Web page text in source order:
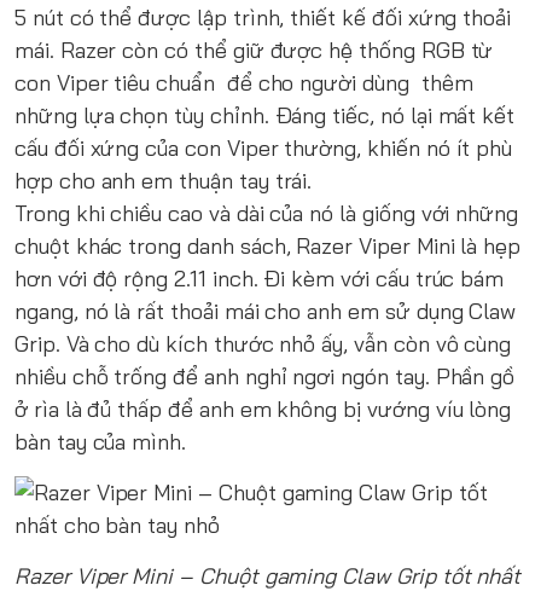
5 nút có thể được lập trình, thiết kế đối xứng thoải
mái. Razer còn có thể giữ được hệ thống RGB từ
con Viper tiêu chuẩn để cho người dùng thêm
những lựa chọn tùy chỉnh. Đáng tiếc, nó lại mất kết
cấu đối xứng của con Viper thường, khiến nó ít phù
hợp cho anh em thuận tay trái.
Trong khi chiều cao và dài của nó là giống với những
chuột khác trong danh sách, Razer Viper Mini là hẹp
hơn với độ rộng 2.11 inch. Đi kèm với cấu trúc bám
ngang, nó là rất thoải mái cho anh em sử dụng Claw
Grip. Và cho dù kích thước nhỏ ấy, vẫn còn vô cùng
nhiều chỗ trống để anh nghỉ ngơi ngón tay. Phần gồ
ở rìa là đủ thấp để anh em không bị vướng víu lòng
bàn tay của mình.
Razer Viper Mini – Chuột gaming Claw Grip tốt nhất